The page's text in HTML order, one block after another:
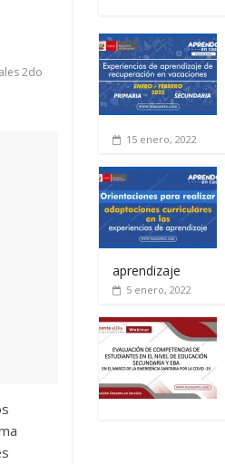
2do
15 enero, 2022
aprendizaje
5 enero, 2022